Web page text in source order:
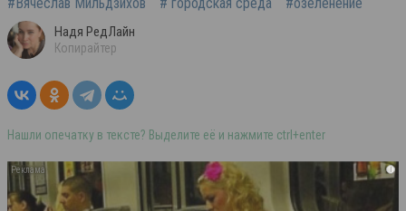
Надя РедЛайн
Копирайтер
Нашли опечатку в тексте? Выделите её и нажмите ctrl+enter
i